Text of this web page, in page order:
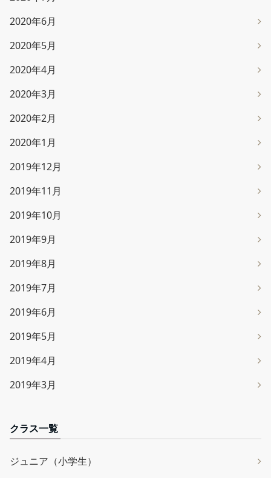
2020年6月
2020年5月
2020年4月
2020年3月
2020年2月
2020年1月
2019年12月
2019年11月
2019年10月
2019年9月
2019年8月
2019年7月
2019年6月
2019年5月
2019年4月
2019年3月
クラス一覧
ジュニア（小学生）